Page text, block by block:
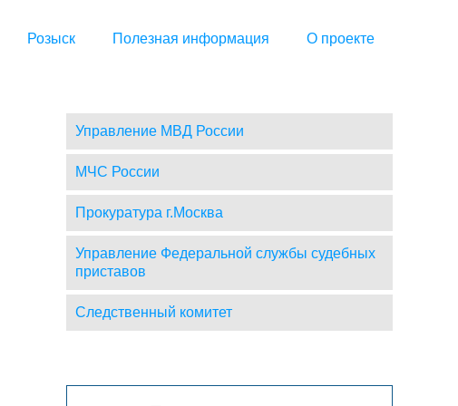
Розыск Полезная информация О проекте
Управление МВД России
МЧС России
Прокуратура г.Москва
Управление Федеральной службы судебных
приставов
Следственный комитет